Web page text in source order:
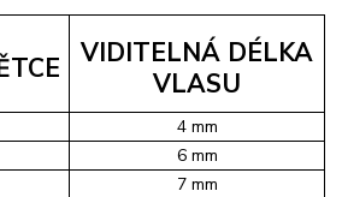
VIDITELNÁ DÉLKA
VLASU
4 mm
6 mm
7 mm